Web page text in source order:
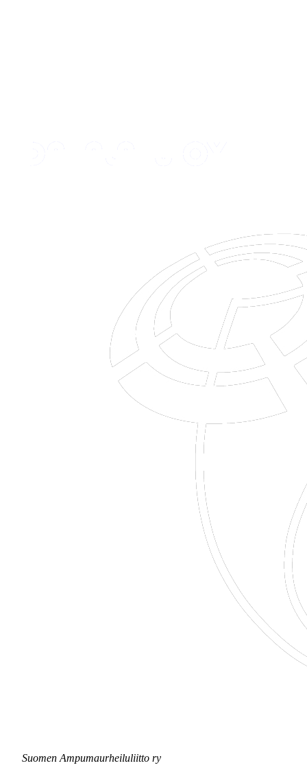
Suomen Ampumaurheiluliitto ry